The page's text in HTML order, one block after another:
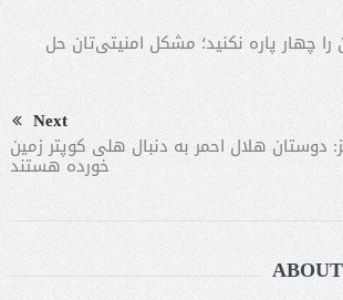
چهار پاره نکنید؛ مشکل امنیتی‌تان حل
Next
دوستان هلال احمر به دنبال هلی کوپتر زمین
خورده هستند